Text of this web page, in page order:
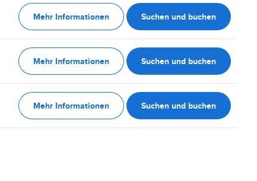
Mehr Informationen Suchen und buchen
Mehr Informationen Suchen und buchen
Mehr Informationen Suchen und buchen